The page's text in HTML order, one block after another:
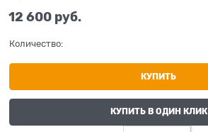
12 600 руб.
Количество:
КУПИТЬ
КУПИТЬ В ОДИН КЛИК